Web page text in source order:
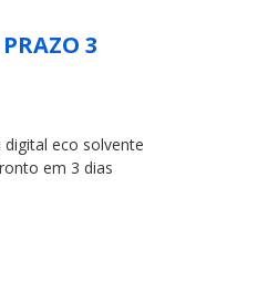
3
eco solvente
em 3 dias